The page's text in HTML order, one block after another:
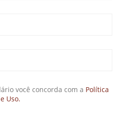
você concorda com a Política
Uso.